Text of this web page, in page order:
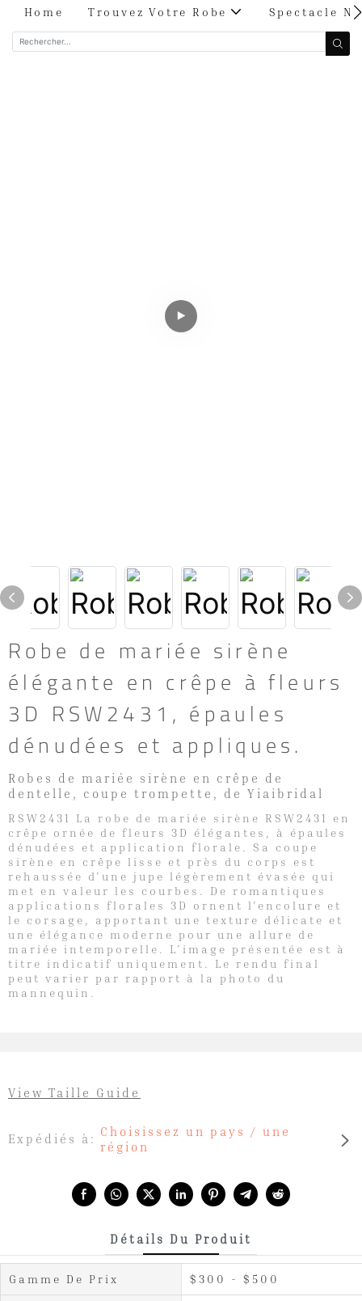
Home Trouvez Votre Robe Spectacle
Robe de mariée sirène
élégante en crêpe à fleurs
3D RSW2431, épaules
dénudées et appliques.
Robes de mariée sirène en crêpe de
dentelle, coupe trompette, de Yiaibridal
RSW2431 La robe de mariée sirène RSW2431 en
crêpe ornée de fleurs 3D élégantes, à épaules
dénudées et application florale. Sa coupe
sirène en crêpe lisse et près du corps est
rehaussée d'une jupe légèrement évasée qui
met en valeur les courbes. De romantiques
applications florales 3D ornent l'encolure et
le corsage, apportant une texture délicate et
une élégance moderne pour une allure de
mariée intemporelle. L'image présentée est à
titre indicatif uniquement. Le rendu final
peut varier par rapport à la photo du
mannequin.
Expédiés à:
Choisissez un pays / une
région
View Taille Guide
Détails Du Produit
Gamme De Prix $300 - $500